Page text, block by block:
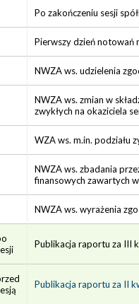
Po zakończeniu sesji
Pierwszy dzień notowań
NWZA ws. udzielenia
NWZA ws. zmian w
zwykłych na okaziciela
WZA ws. m.in.
NWZA ws. zbadania
finansowych zawartych
NWZA ws. wyrażenia
Publikacja raportu za III
Publikacja raportu za II